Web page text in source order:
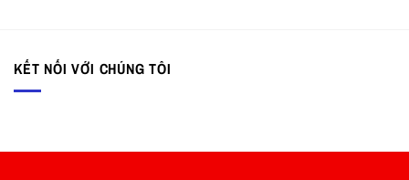
KẾT NỐI VỚI CHÚNG TÔI